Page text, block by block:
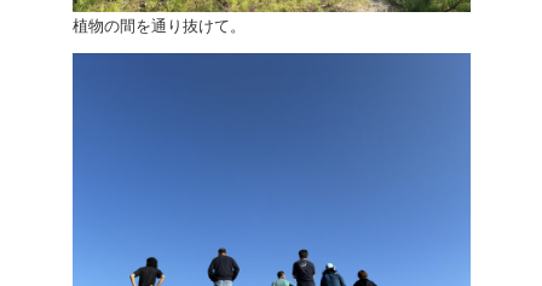
植物の間を通り抜けて。